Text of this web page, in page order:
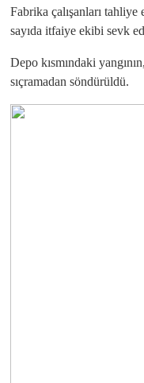
Fabrika çalışanları
sayıda itfaiye ekibi sevk
Depo kısmındaki
sıçramadan söndürüldü.